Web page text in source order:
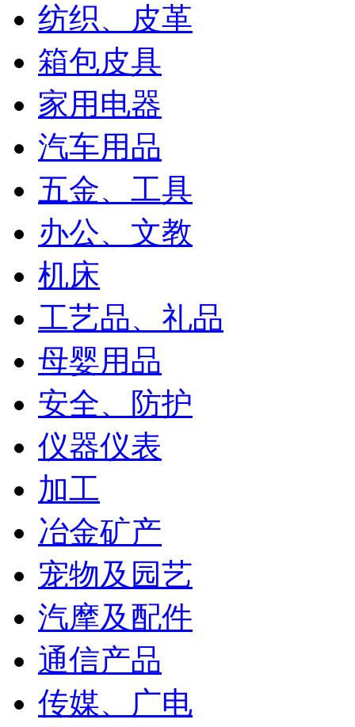
纺织、皮革
箱包皮具
家用电器
汽车用品
五金、工具
办公、文教
机床
工艺品、礼品
母婴用品
安全、防护
仪器仪表
加工
冶金矿产
宠物及园艺
汽摩及配件
通信产品
传媒、广电